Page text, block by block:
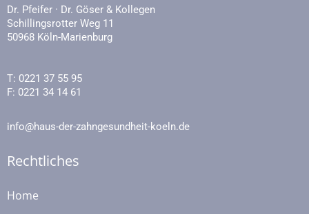
Dr. Pfeifer · Dr. Göser & Kollegen
Schillingsrotter Weg 11
50968 Köln-Marienburg
T: 0221 37 55 95
F: 0221 34 14 61
info@haus-der-zahngesundheit-koeln.de
Rechtliches
Home